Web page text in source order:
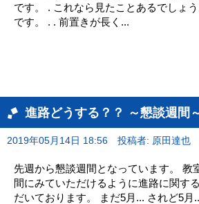
です。 . これなら見たことあるでしょ
です。 . . 前置きが長く...
進路どうする？？ ～懇談週間
2019年05月14日 18:56 投稿者: 原田達也
先週から懇談週間となっています。 教
間にみていただけるように進路に関す
だいております。 まだ5月... されど5月